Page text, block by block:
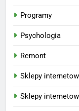
Programy
Psychologia
Remont
Sklepy
Sklepy